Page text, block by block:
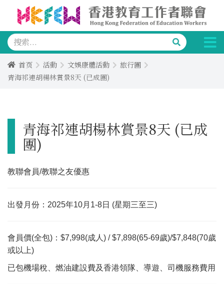
首页 活動 文娛康體活動
旅行團
青海祁連胡楊林賞景8天 (已成團)
青海祁連胡楊林賞景8天 (已成
團)
教聯會員/教聯之友優惠
出發月份：2025年10月1-8日 (星期三至三)
會員價(全包)：$7,998(成人) / $7,898(65-69歲)/$7,848(70歲
或以上)
已包機場稅、燃油建設費及香港領隊、導遊、司機服務費用